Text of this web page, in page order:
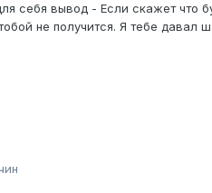
себя вывод - Если скажет что
не получится. Я тебе давал